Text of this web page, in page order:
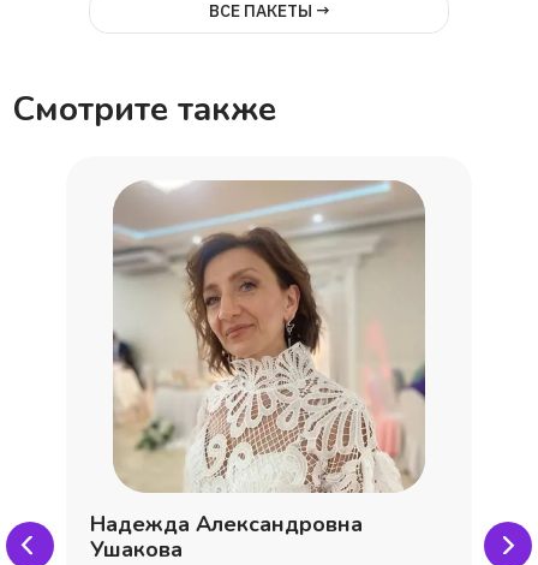
ВСЕ ПАКЕТЫ →
Смотрите также
Надежда Александровна
Ушакова